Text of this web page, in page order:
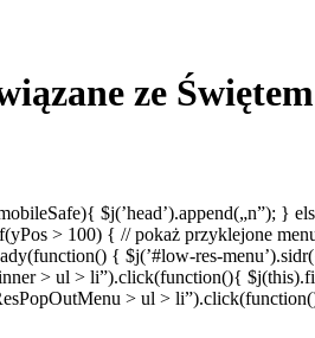
ze
$j(’head’).append(„n”); }
> 100) { // pokaż przyklejone
{ $j(’#low-res-
> ul > li”).click(function(){
> ul >